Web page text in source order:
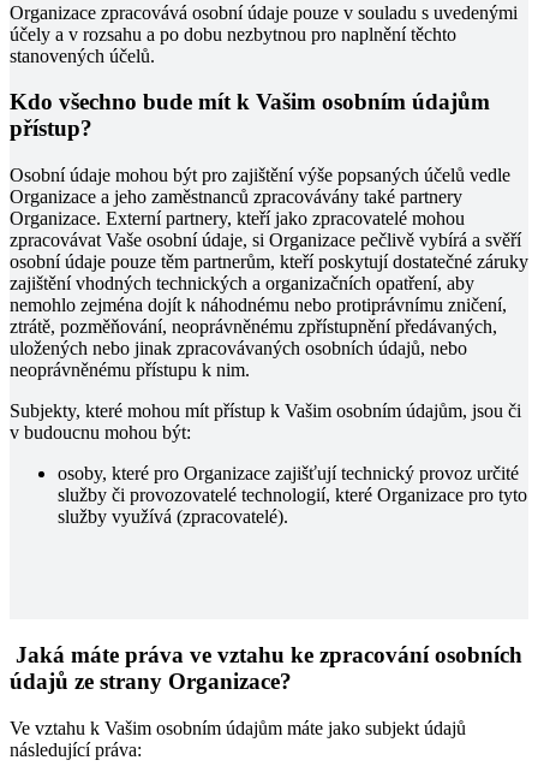
Organizace zpracovává osobní údaje pouze v souladu s uvedenými
účely a v rozsahu a po dobu nezbytnou pro naplnění těchto
stanovených účelů.
Kdo všechno bude mít k Vašim osobním údajům
přístup?
Osobní údaje mohou být pro zajištění výše popsaných účelů vedle
Organizace a jeho zaměstnanců zpracovávány také partnery
Organizace. Externí partnery, kteří jako zpracovatelé mohou
zpracovávat Vaše osobní údaje, si Organizace pečlivě vybírá a svěří
osobní údaje pouze těm partnerům, kteří poskytují dostatečné záruky
zajištění vhodných technických a organizačních opatření, aby
nemohlo zejména dojít k náhodnému nebo protiprávnímu zničení,
ztrátě, pozměňování, neoprávněnému zpřístupnění předávaných,
uložených nebo jinak zpracovávaných osobních údajů, nebo
neoprávněnému přístupu k nim.
Subjekty, které mohou mít přístup k Vašim osobním údajům, jsou či
v budoucnu mohou být:
osoby, které pro Organizace zajišťují technický provoz určité
služby či provozovatelé technologií, které Organizace pro tyto
služby využívá (zpracovatelé).
Jaká máte práva ve vztahu ke zpracování osobních
údajů ze strany Organizace?
Ve vztahu k Vašim osobním údajům máte jako subjekt údajů
následující práva: